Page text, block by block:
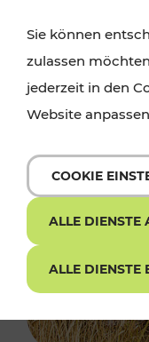
Sie können
zulassen
jederzeit in den
Website
COOKIE
ALLE DIENSTE
ALLE DIENSTE